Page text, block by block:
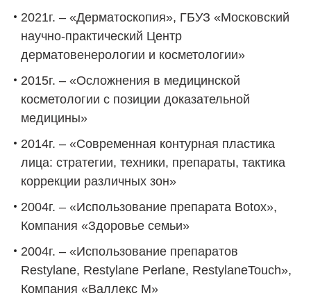
2021г. – «Дерматоскопия», ГБУЗ «Московский
научно-практический Центр
дерматовенерологии и косметологии»
2015г. – «Осложнения в медицинской
косметологии с позиции доказательной
медицины»
2014г. – «Современная контурная пластика
лица: стратегии, техники, препараты, тактика
коррекции различных зон»
2004г. – «Использование препарата Botox»,
Компания «Здоровье семьи»
2004г. – «Использование препаратов
Restylane, Restylane Perlane, RestylaneTouch»,
Компания «Валлекс М»